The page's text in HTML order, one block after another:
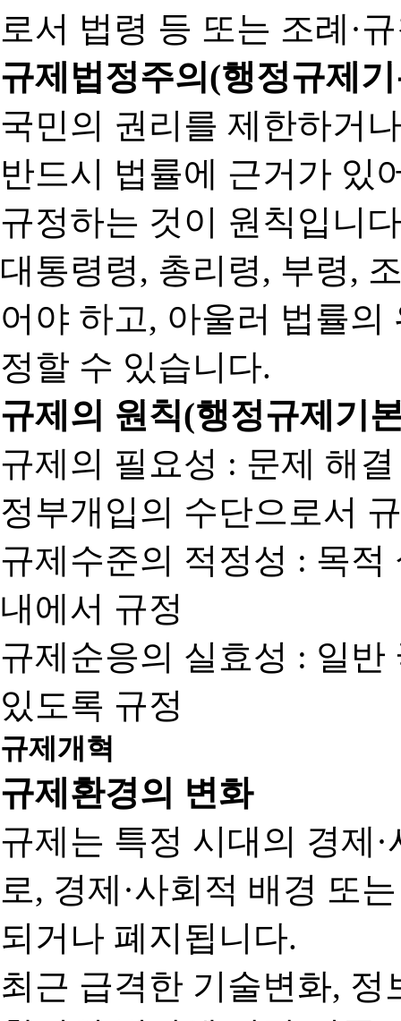
로서 법령 등 또는 조례·
규제법정주의(행정규제
국민의 권리를 제한하거
반드시 법률에 근거가 있
규정하는 것이 원칙입니
대통령령, 총리령, 부령,
어야 하고, 아울러 법률
정할 수 있습니다.
규제의 원칙(행정규제기
규제의 필요성 : 문제 해
정부개입의 수단으로서
규제수준의 적정성 : 목
내에서 규정
규제순응의 실효성 : 일
있도록 규정
규제개혁
규제환경의 변화
규제는 특정 시대의 경제
로, 경제·사회적 배경 또
되거나 폐지됩니다.
최근 급격한 기술변화,